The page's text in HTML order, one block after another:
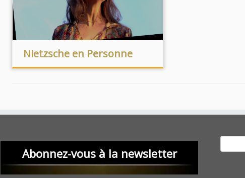
Nietzsche en Personne
Abonnez-vous à la newsletter